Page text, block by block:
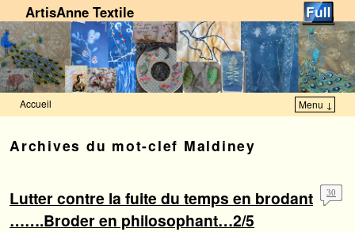
ArtisAnne Textile
Accueil Menu ↓
Archives du mot-clef Maldiney
Lutter contre la fuite du temps en brodant
…….Broder en philosophant…2/5
30